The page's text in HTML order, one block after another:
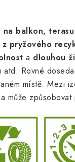
na balkon,
z pryžového
a dlouhou
atd. Rovné
místě. Mezi
může způsobovat